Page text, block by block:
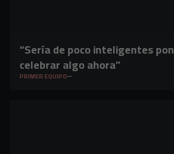
“Sería de poco inteligentes
celebrar algo ahora”
PRIMER EQUIPO